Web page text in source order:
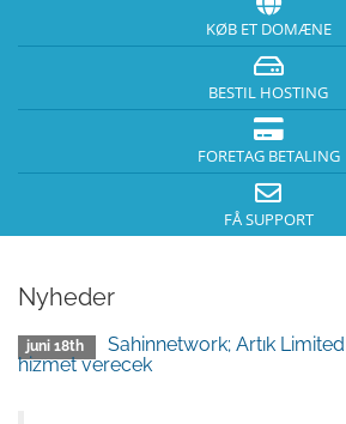
KØB ET DOMÆNE
BESTIL HOSTING
FORETAG BETALING
FÅ SUPPORT
Nyheder
juni 18th
Sahinnetwork; Artık
hizmet verecek